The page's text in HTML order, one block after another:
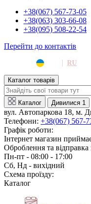
+38(067) 567-73-05
+38(063) 303-66-08
+38(095) 508-22-54
Перейти до контактів
| RU
Каталог товарів
Каталог Дивилися 1
вул. Автопаркова 18, м.
Телефони: +38(067) 567-
Графік роботи:
Інтернет магазин
Оброблення та відправка
Пн-пт - 08:00 - 17:00
Сб, Нд - вихідний
Схема проїзду:
Каталог